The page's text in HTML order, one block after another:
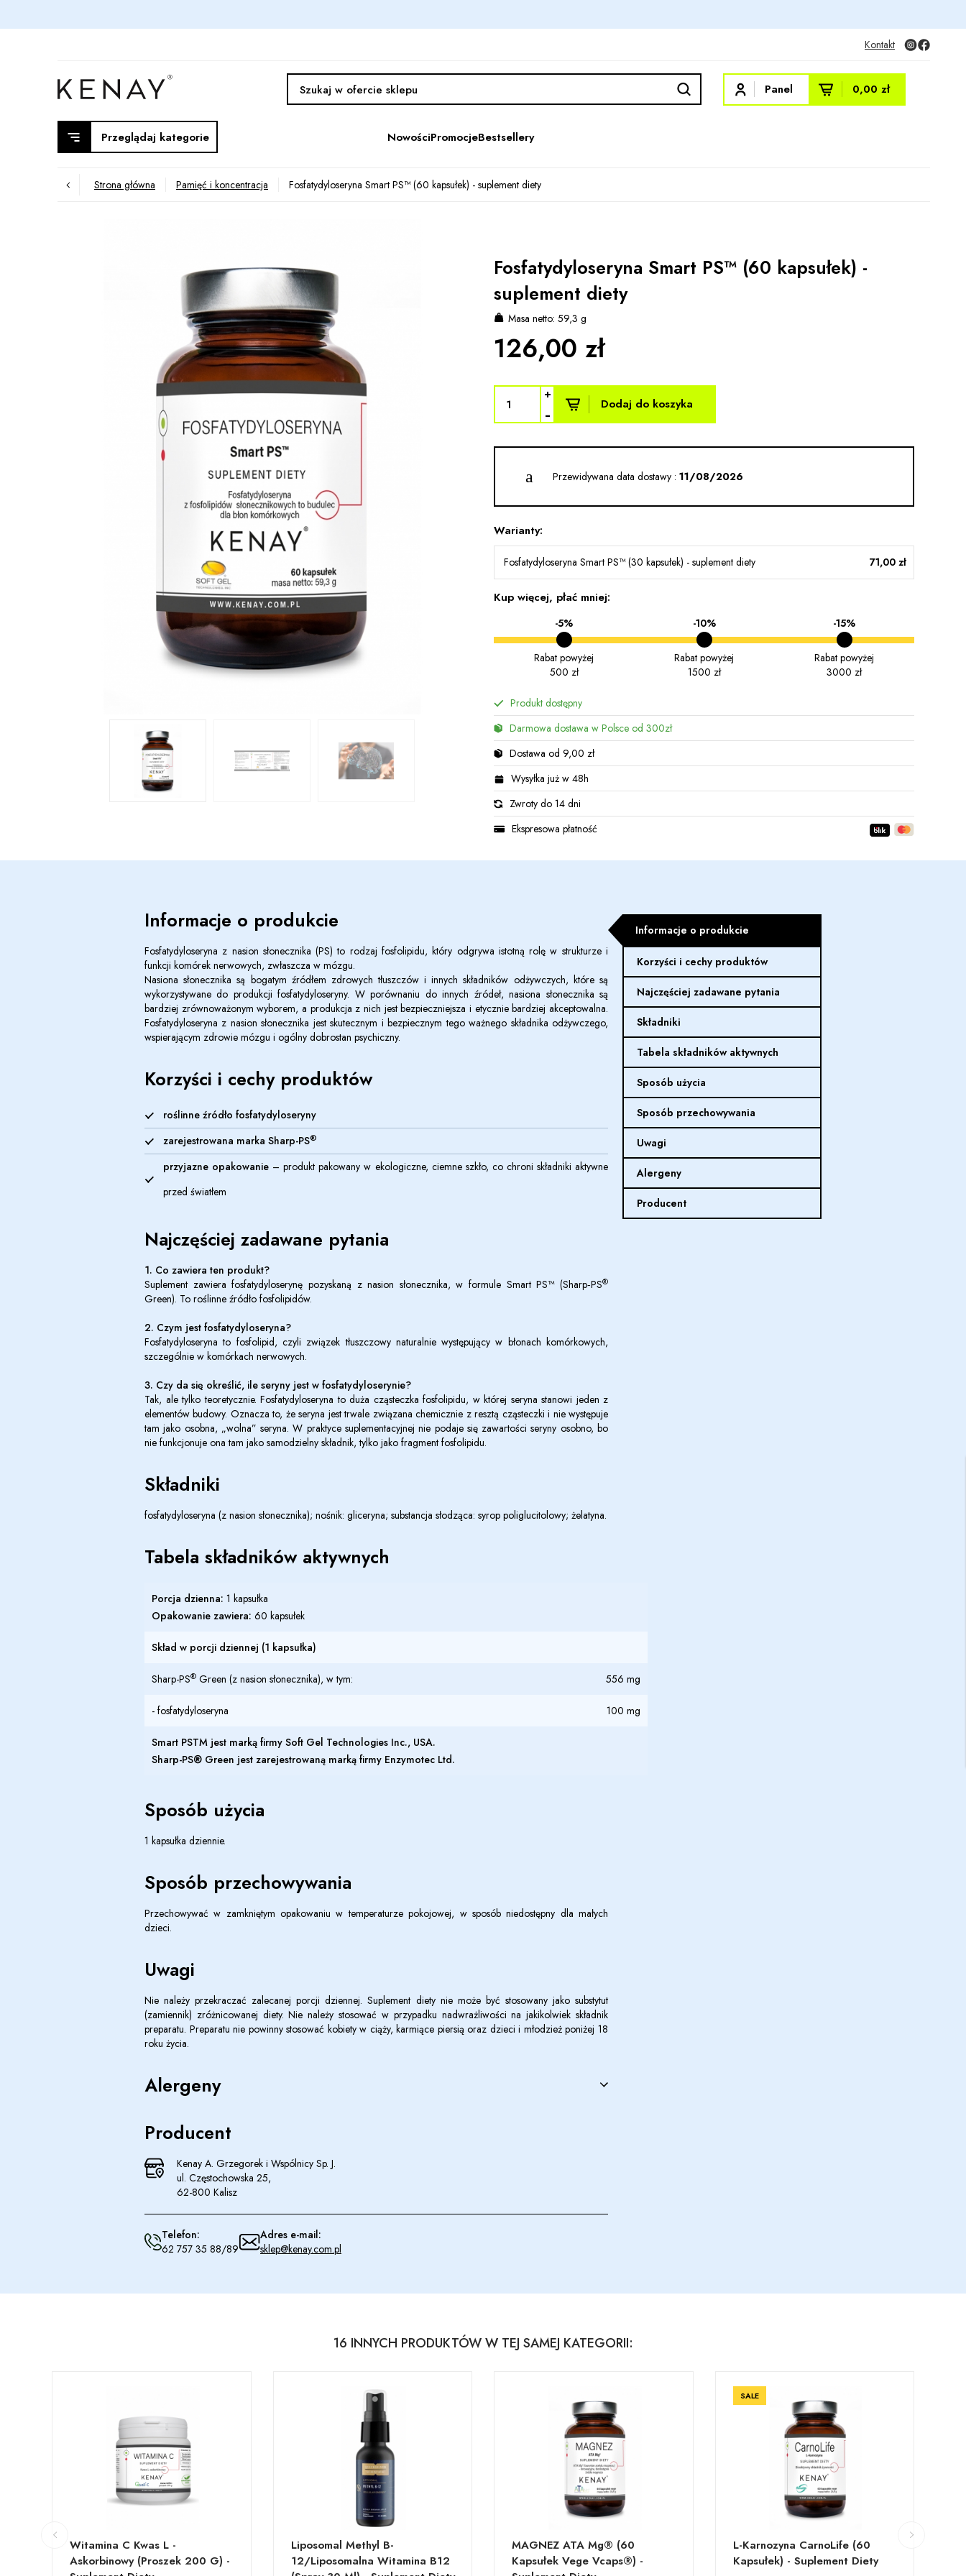
Kontakt
Panel 0,00 zł
Przeglądaj kategorie NowościPromocjeBestsellery
Strona główna Pamięć i koncentracja Fosfatydyloseryna Smart PS™ (60 kapsułek) - suplement diety
Fosfatydyloseryna Smart PS™ (60 kapsułek) -
suplement diety
Masa netto: 59,3 g
126,00 zł
+
- Dodaj do koszyka
Przewidywana data dostawy : 11/08/2026
Warianty:
Fosfatydyloseryna Smart PS™ (30 kapsułek) - suplement diety 71,00 zł
Kup więcej, płać mniej:
-5%
Rabat powyżej
500 zł
-10%
Rabat powyżej
1500 zł
-15%
Rabat powyżej
3000 zł
Produkt dostępny
Darmowa dostawa w Polsce od 300zł
Dostawa od 9,00 zł
Wysyłka już w 48h
Zwroty do 14 dni
Ekspresowa płatność
Informacje o produkcie
Fosfatydyloseryna z nasion słonecznika (PS) to rodzaj fosfolipidu, który odgrywa istotną rolę w strukturze i
funkcji komórek nerwowych, zwłaszcza w mózgu.
Nasiona słonecznika są bogatym źródłem zdrowych tłuszczów i innych składników odżywczych, które są
wykorzystywane do produkcji fosfatydyloseryny. W porównaniu do innych źródeł, nasiona słonecznika są
bardziej zrównoważonym wyborem, a produkcja z nich jest bezpieczniejsza i etycznie bardziej akceptowalna.
Fosfatydyloseryna z nasion słonecznika jest skutecznym i bezpiecznym tego ważnego składnika odżywczego,
wspierającym zdrowie mózgu i ogólny dobrostan psychiczny.
Korzyści i cechy produktów
roślinne źródło fosfatydyloseryny
zarejestrowana marka Sharp-PS®
przyjazne opakowanie – produkt pakowany w ekologiczne, ciemne szkło, co chroni składniki aktywne
przed światłem
Najczęściej zadawane pytania
1. Co zawiera ten produkt?
Suplement zawiera fosfatydyloserynę pozyskaną z nasion słonecznika, w formule Smart PS™ (Sharp‑PS®
Green). To roślinne źródło fosfolipidów.
2. Czym jest fosfatydyloseryna?
Fosfatydyloseryna to fosfolipid, czyli związek tłuszczowy naturalnie występujący w błonach komórkowych,
szczególnie w komórkach nerwowych.
3. Czy da się określić, ile seryny jest w fosfatydyloserynie?
Tak, ale tylko teoretycznie. Fosfatydyloseryna to duża cząsteczka fosfolipidu, w której seryna stanowi jeden z
elementów budowy. Oznacza to, że seryna jest trwale związana chemicznie z resztą cząsteczki i nie występuje
tam jako osobna, „wolna” seryna. W praktyce suplementacyjnej nie podaje się zawartości seryny osobno, bo
nie funkcjonuje ona tam jako samodzielny składnik, tylko jako fragment fosfolipidu.
Składniki
fosfatydyloseryna (z nasion słonecznika); nośnik: gliceryna; substancja słodząca: syrop poliglucitolowy; żelatyna.
Tabela składników aktywnych
Porcja dzienna: 1 kapsułka
Opakowanie zawiera: 60 kapsułek
Skład w porcji dziennej (1 kapsułka)
Sharp-PS® Green (z nasion słonecznika), w tym: 556 mg
- fosfatydyloseryna 100 mg
Smart PSTM jest marką firmy Soft Gel Technologies Inc., USA.
Sharp-PS® Green jest zarejestrowaną marką firmy Enzymotec Ltd.
Sposób użycia
1 kapsułka dziennie.
Sposób przechowywania
Przechowywać w zamkniętym opakowaniu w temperaturze pokojowej, w sposób niedostępny dla małych
dzieci.
Uwagi
Nie należy przekraczać zalecanej porcji dziennej. Suplement diety nie może być stosowany jako substytut
(zamiennik) zróżnicowanej diety. Nie należy stosować w przypadku nadwrażliwości na jakikolwiek składnik
preparatu. Preparatu nie powinny stosować kobiety w ciąży, karmiące piersią oraz dzieci i młodzież poniżej 18
roku życia.
Alergeny
Producent
Kenay A. Grzegorek i Wspólnicy Sp. J.
ul. Częstochowska 25,
62-800 Kalisz
Telefon:
62 757 35 88/89
Adres e-mail:
sklep@kenay.com.pl
Informacje o produkcie
Korzyści i cechy produktów
Najczęściej zadawane pytania
Składniki
Tabela składników aktywnych
Sposób użycia
Sposób przechowywania
Uwagi
Alergeny
Producent
16 INNYCH PRODUKTÓW W TEJ SAMEJ KATEGORII:
Witamina C Kwas L -
Askorbinowy (proszek 200 G) -
Liposomal Methyl B-
12/liposomalna Witamina B12
MAGNEZ ATA Mg® (60
Kapsułek Vege Vcaps®) -
SALE
L-Karnozyna CarnoLife (60
Kapsułek) - Suplement Diety